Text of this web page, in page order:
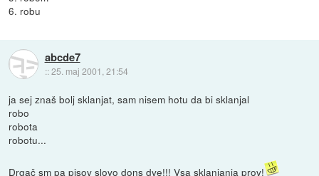
6. robu
abcde7
::25. maj 2001, 21:54
ja sej znaš bolj sklanjat, sam nisem hotu da bi sklanjal
robo
robota
robotu...
Drgač sm pa pisov slovo dons dve!!! Vsa sklanjanja prov!